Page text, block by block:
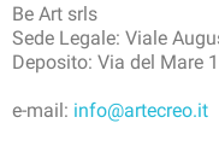
Be Art srls
Sede Legale: Viale
Deposito: Via del Mare
e-mail: info@artecreo.it